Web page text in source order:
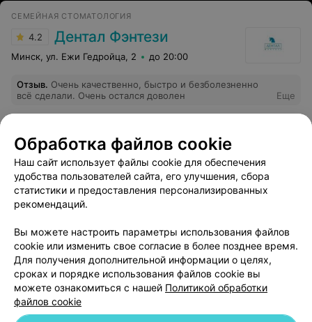
СЕМЕЙНАЯ СТОМАТОЛОГИЯ
4.2 Дентал Фэнтези
Минск, ул. Ежи Гедройца, 2 до 20:00
Отзыв. Очень качественно, быстро и безболезненно
всё сделали. Очень остался доволен
Еще
Добавить компанию
Добавить специалиста
Обработка файлов cookie
Наш сайт использует файлы cookie для обеспечения
удобства пользователей сайта, его улучшения, сбора
статистики и предоставления персонализированных
рекомендаций.
Вы можете настроить параметры использования файлов
cookie или изменить свое согласие в более позднее время.
Для получения дополнительной информации о целях,
сроках и порядке использования файлов cookie вы
можете ознакомиться с нашей Политикой обработки
файлов cookie